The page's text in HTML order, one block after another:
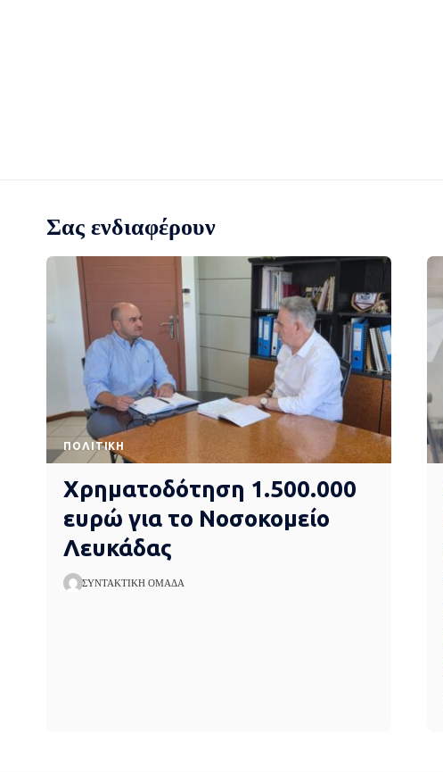
Σας ενδιαφέρουν
ΠΟΛΙΤΙΚΉ
Χρηματοδότηση 1.500.000
ευρώ για το Νοσοκομείο
Λευκάδας
ΣΥΝΤΑΚΤΙΚΉ ΟΜΆΔΑ